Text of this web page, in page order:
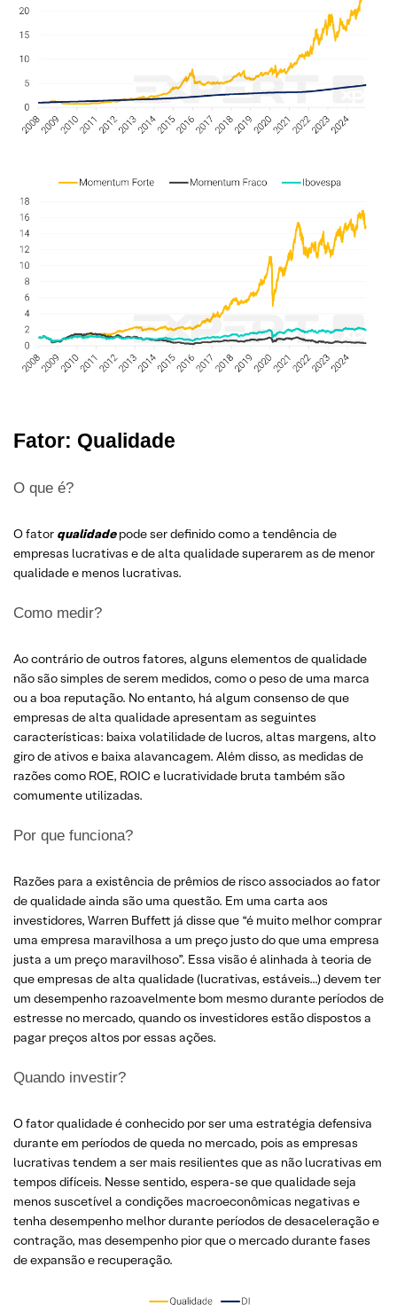
Fator: Qualidade
O que é?
O fator qualidadepode ser definido como a tendência de
empresas lucrativas e de alta qualidade superarem as de menor
qualidade e menos lucrativas.
Como medir?
Ao contrário de outros fatores, alguns elementos de qualidade
não são simples de serem medidos, como o peso de uma marca
ou a boa reputação. No entanto, há algum consenso de que
empresas de alta qualidade apresentam as seguintes
características: baixa volatilidade de lucros, altas margens, alto
giro de ativos e baixa alavancagem. Além disso, as medidas de
razões como ROE, ROIC e lucratividade bruta também são
comumente utilizadas.
Por que funciona?
Razões para a existência de prêmios de risco associados ao fator
de qualidade ainda são uma questão. Em uma carta aos
investidores, Warren Buffett já disse que “é muito melhor comprar
uma empresa maravilhosa a um preço justo do que uma empresa
justa a um preço maravilhoso”. Essa visão é alinhada à teoria de
que empresas de alta qualidade (lucrativas, estáveis…) devem ter
um desempenho razoavelmente bom mesmo durante períodos de
estresse no mercado, quando os investidores estão dispostos a
pagar preços altos por essas ações.
Quando investir?
O fator qualidade é conhecido por ser uma estratégia defensiva
durante em períodos de queda no mercado, pois as empresas
lucrativas tendem a ser mais resilientes que as não lucrativas em
tempos difíceis. Nesse sentido, espera-se que qualidade seja
menos suscetível a condições macroeconômicas negativas e
tenha desempenho melhor durante períodos de desaceleração e
contração, mas desempenho pior que o mercado durante fases
de expansão e recuperação.